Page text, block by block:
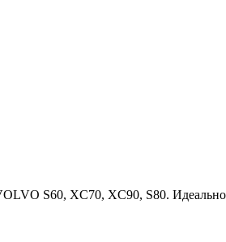
S60, XC70, XC90, S80. Идеальное